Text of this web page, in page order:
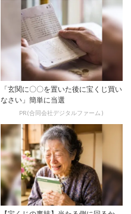
「玄関に〇〇を置いた後に宝くじ買い
なさい」簡単に当選
PR(合同会社デジタルファーム )